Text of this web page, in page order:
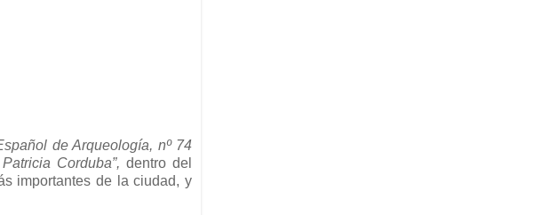
de Arqueología, nº 74
Corduba”, dentro del
importantes de la ciudad, y